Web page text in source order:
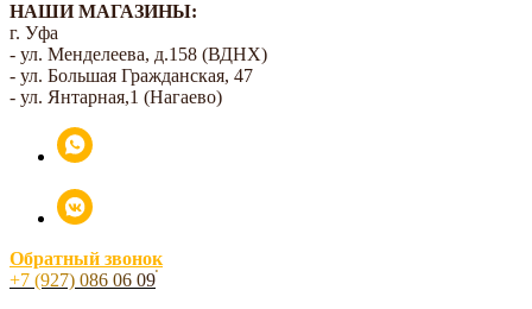
НАШИ МАГАЗИНЫ:
г. Уфа
- ул. Менделеева, д.158 (ВДНХ)
- ул. Большая Гражданская, 47
- ул. Янтарная,1 (Нагаево)
Обратный звонок
+7 (927) 086 06 09